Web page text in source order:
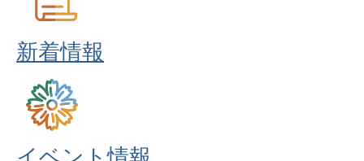
新着情報